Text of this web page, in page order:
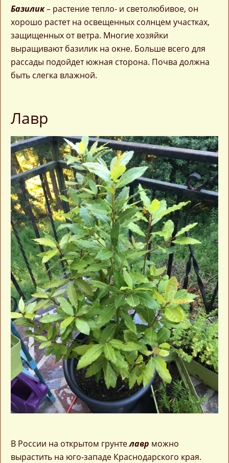
Базилик– растение тепло- и светолюбивое, он
хорошо растет на освещенных солнцем участках,
защищенных от ветра. Многие хозяйки
выращивают базилик на окне. Больше всего для
рассады подойдет южная сторона. Почва должна
быть слегка влажной.
Лавр
В России на открытом грунтелавр можно
вырастить на юго-западе Краснодарского края.